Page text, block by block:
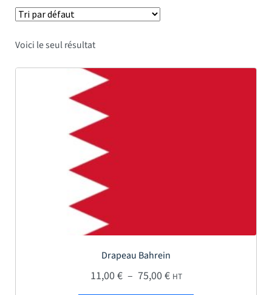
Voici le seul résultat
Drapeau Bahrein
11,00€ – 75,00€Plage de prix : 11,00 €
HT